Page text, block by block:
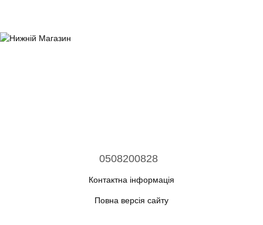
0508200828
Контактна інформація
Повна версія сайту